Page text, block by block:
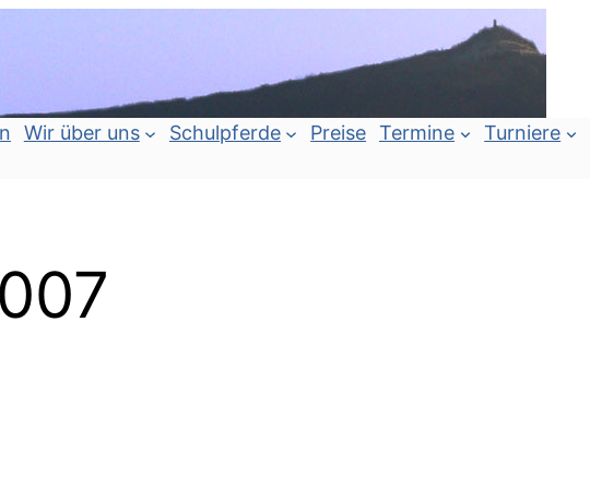
Wir über uns Schulpferde Preise Termine Turniere